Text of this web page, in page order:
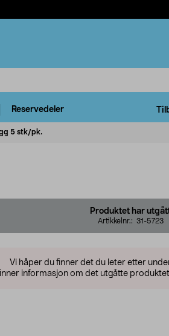
Reservedeler
5 stk/pk.
Produktet har
Artikkelnr.: 31-5723
Vi håper du finner det du leter etter
informasjon om det utgåtte